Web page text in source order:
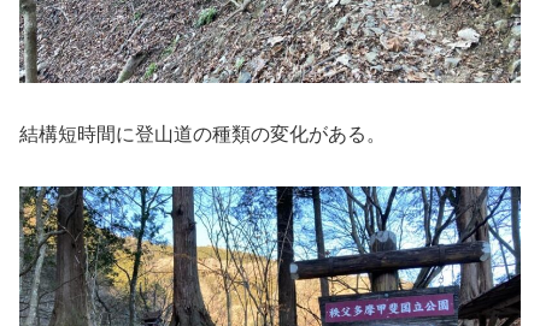
結構短時間に登山道の種類の変化がある。